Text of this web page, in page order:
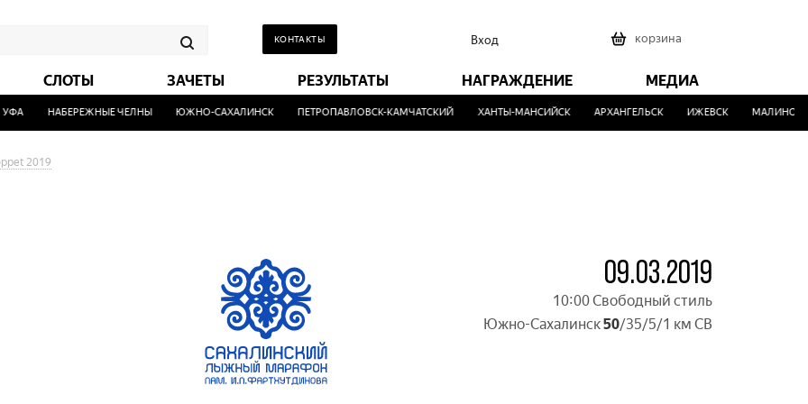
КОНТАКТЫ Вход корзина
СЛОТЫ ЗАЧЕТЫ РЕЗУЛЬТАТЫ НАГРАЖДЕНИЕ МЕДИА
НАБЕРЕЖНЫЕ ЧЕЛНЫ ЮЖНО-САХАЛИНСК ПЕТРОПАВЛОВСК-КАМЧАТСКИЙ ХАНТЫ-МАНСИЙСК АРХАНГЕЛЬСК ИЖЕВСК МАЛИНОВКА
2019
09.03.2019
10:00 Свободный стиль
Южно-Сахалинск50/35/5/1 км СВ